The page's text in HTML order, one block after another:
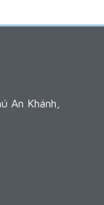
An Khánh,